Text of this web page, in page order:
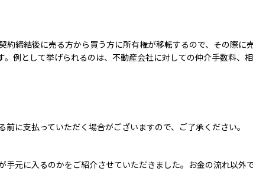
締結後に売る方から買う方に所有権が移転するので、その際に
例として挙げられるのは、不動産会社に対しての仲介手数料、
に支払っていただく場合がございますので、ご了承ください。
元に入るのかをご紹介させていただきました。お金の流れ以外